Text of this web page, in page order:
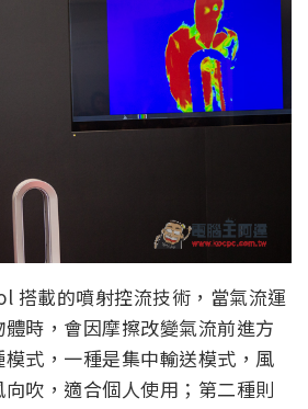
搭載的噴射控流技術，當氣流運
時，會因摩擦改變氣流前進方
式，一種是集中輸送模式，風
吹，適合個人使用；第二種則